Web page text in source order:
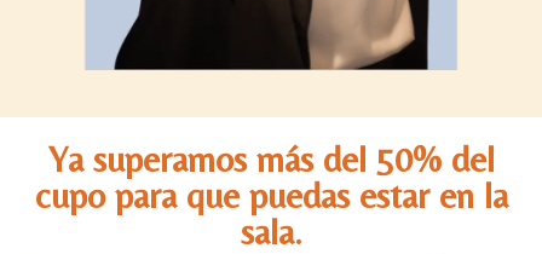
Ya superamos más del 50% del
cupo para que puedas estar en la
sala.